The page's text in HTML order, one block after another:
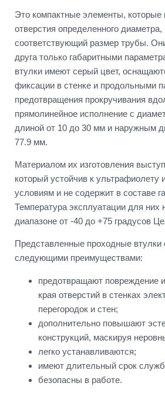
Это компактные элементы, которые
отверстия определенного
соответствующий размер трубы.
друга только габаритными
втулки имеют серый цвет,
фиксации в стенке и продольными
предотвращения прокручивания
прямолинейное исполнение с
длиной от 10 до 30 мм и наружным
77.9 мм.
Материалом их изготовления
который устойчив к ультрафиолету
условиям и не содержит в составе
Температура эксплуатации для них
диапазоне от -40 до +75 градусов
Представленные проходные втулки
следующими преимуществами:
предотвращают повреждение
края отверстий в стенках
перегородок и стен;
дополнительно повышают
конструкций, маскируя
легко устанавливаются;
имеют длительный срок
безопасны в работе.